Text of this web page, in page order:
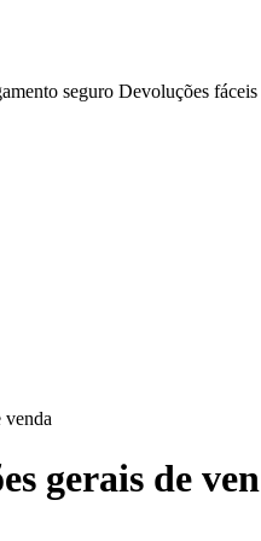
seguro Devoluções fáceis
venda
gerais de